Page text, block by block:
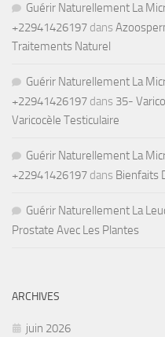
Guérir Naturellement La
+22941426197 dans
Traitements Naturel
Guérir Naturellement La
+22941426197 dans 35-
Varicocèle Testiculaire
Guérir Naturellement La
+22941426197 dans Bienfaits
Guérir Naturellement La
Prostate Avec Les Plantes
ARCHIVES
juin 2026